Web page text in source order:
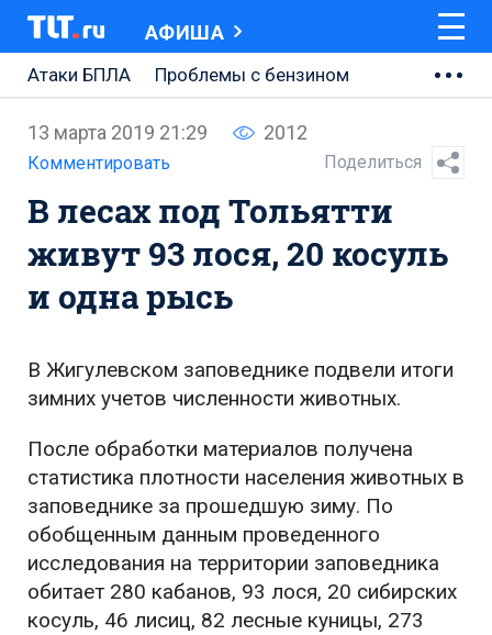
АФИША
Атаки БПЛА
Проблемы с бензином
Ремонт Центральной площади
Ремонт Обводного шоссе
Набережная Тольятти
Неделя Тольятти
13 марта 2019 21:29 2012
Комментировать Поделиться
В лесах под Тольятти
живут 93 лося, 20 косуль
и одна рысь
В Жигулевском заповеднике подвели итоги
зимних учетов численности животных.
После обработки материалов получена
статистика плотности населения животных в
заповеднике за прошедшую зиму. По
обобщенным данным проведенного
исследования на территории заповедника
обитает 280 кабанов, 93 лося, 20 сибирских
косуль, 46 лисиц, 82 лесные куницы, 273